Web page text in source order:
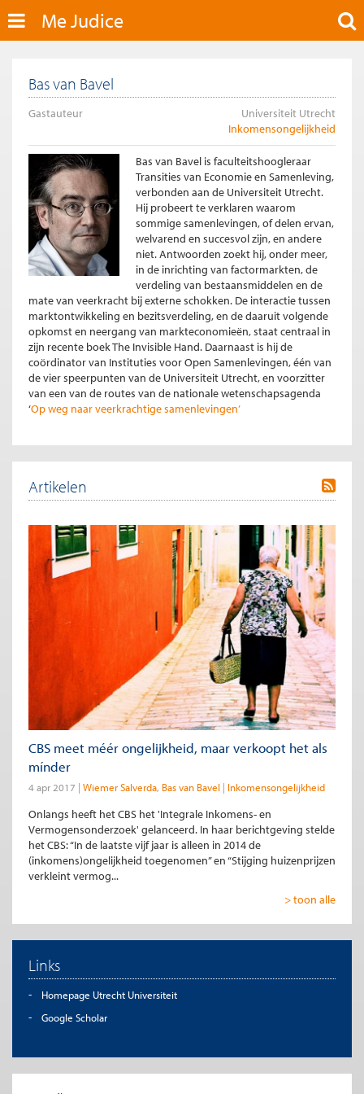
Me Judice
Bas van Bavel
Gastauteur
Universiteit Utrecht
Inkomensongelijkheid
Bas van Bavel is faculteitshoogleraar
Transities van Economie en Samenleving,
verbonden aan de Universiteit Utrecht.
Hij probeert te verklaren waarom
sommige samenlevingen, of delen ervan,
welvarend en succesvol zijn, en andere
niet. Antwoorden zoekt hij, onder meer,
in de inrichting van factormarkten, de
verdeling van bestaansmiddelen en de
mate van veerkracht bij externe schokken. De interactie tussen
marktontwikkeling en bezitsverdeling, en de daaruit volgende
opkomst en neergang van markteconomieën, staat centraal in
zijn recente boek The Invisible Hand. Daarnaast is hij de
coördinator van Instituties voor Open Samenlevingen, één van
de vier speerpunten van de Universiteit Utrecht, en voorzitter
van een van de routes van de nationale wetenschapsagenda
‘Op weg naar veerkrachtige samenlevingen’
Artikelen
CBS meet méér ongelijkheid, maar verkoopt het als
mínder
4 apr 2017 Wiemer Salverda Bas van Bavel Inkomensongelijkheid
Onlangs heeft het CBS het 'Integrale Inkomens- en
Vermogensonderzoek' gelanceerd. In haar berichtgeving stelde
het CBS: “In de laatste vijf jaar is alleen in 2014 de
(inkomens)ongelijkheid toegenomen” en “Stijging huizenprijzen
verkleint vermog...
> toon alle
Links
Homepage Utrecht Universiteit
Google Scholar